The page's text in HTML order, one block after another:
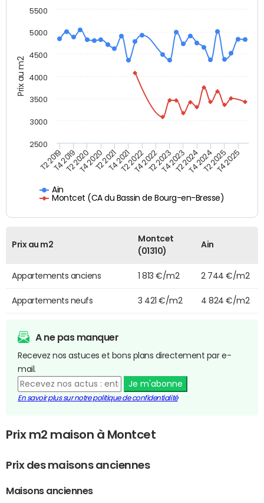
Prix au m2
Ain
Montcet (CA du Bassin de Bourg-en-Bresse)
T2 2019T4 2019T2 2020T4 2020T2 2021T4 2021T2 2022T4 2022T2 2023T4 2023T2 2024T4 2024T2 2025T4 2025
2500
3000
3500
4000
4500
5000
5500
Prix au m2
Montcet
(01310)
Ain
Appartements anciens 1 813 €/m2 2 744 €/m2
Appartements neufs 3 421 €/m2 4 824 €/m2
A ne pas manquer
Recevez nos astuces et bons plans directement par e-
mail.
Je m'abonne
En savoir plus sur notre politique de confidentialité
Prix m2 maison à Montcet
Prix des maisons anciennes
Maisons anciennes